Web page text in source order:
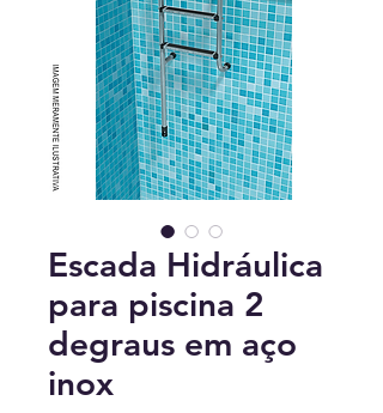
Escada Hidráulica
para piscina 2
degraus em aço
inox